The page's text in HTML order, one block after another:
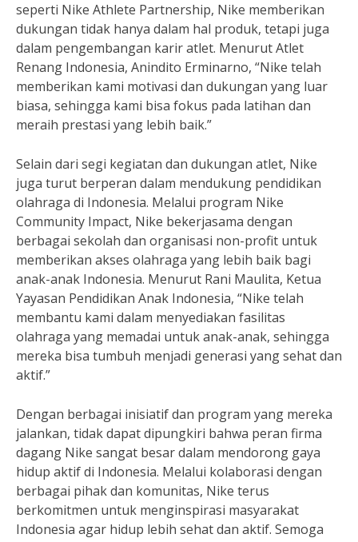
seperti Nike Athlete Partnership, Nike memberikan
dukungan tidak hanya dalam hal produk, tetapi juga
dalam pengembangan karir atlet. Menurut Atlet
Renang Indonesia, Anindito Erminarno, “Nike telah
memberikan kami motivasi dan dukungan yang luar
biasa, sehingga kami bisa fokus pada latihan dan
meraih prestasi yang lebih baik.”
Selain dari segi kegiatan dan dukungan atlet, Nike
juga turut berperan dalam mendukung pendidikan
olahraga di Indonesia. Melalui program Nike
Community Impact, Nike bekerjasama dengan
berbagai sekolah dan organisasi non-profit untuk
memberikan akses olahraga yang lebih baik bagi
anak-anak Indonesia. Menurut Rani Maulita, Ketua
Yayasan Pendidikan Anak Indonesia, “Nike telah
membantu kami dalam menyediakan fasilitas
olahraga yang memadai untuk anak-anak, sehingga
mereka bisa tumbuh menjadi generasi yang sehat dan
aktif.”
Dengan berbagai inisiatif dan program yang mereka
jalankan, tidak dapat dipungkiri bahwa peran firma
dagang Nike sangat besar dalam mendorong gaya
hidup aktif di Indonesia. Melalui kolaborasi dengan
berbagai pihak dan komunitas, Nike terus
berkomitmen untuk menginspirasi masyarakat
Indonesia agar hidup lebih sehat dan aktif. Semoga